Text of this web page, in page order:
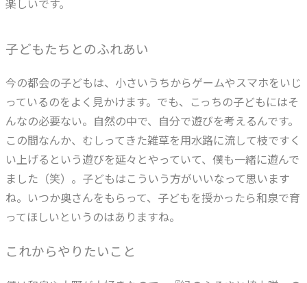
子どもたちとのふれあい
今の都会の子どもは、小さいうちからゲームやスマホをいじ
っているのをよく見かけます。でも、こっちの子どもにはそ
んなの必要ない。自然の中で、自分で遊びを考えるんです。
この間なんか、むしってきた雑草を用水路に流して枝ですく
い上げるという遊びを延々とやっていて、僕も一緒に遊んで
ました（笑）。子どもはこういう方がいいなって思います
ね。いつか奥さんをもらって、子どもを授かったら和泉で育
ってほしいというのはありますね。
これからやりたいこと